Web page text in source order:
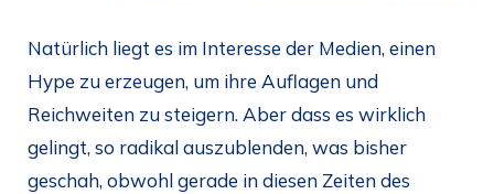
Natürlich liegt es im Interesse der Medien, einen
Hype zu erzeugen, um ihre Auflagen und
Reichweiten zu steigern. Aber dass es wirklich
gelingt, so radikal auszublenden, was bisher
geschah, obwohl gerade in diesen Zeiten des